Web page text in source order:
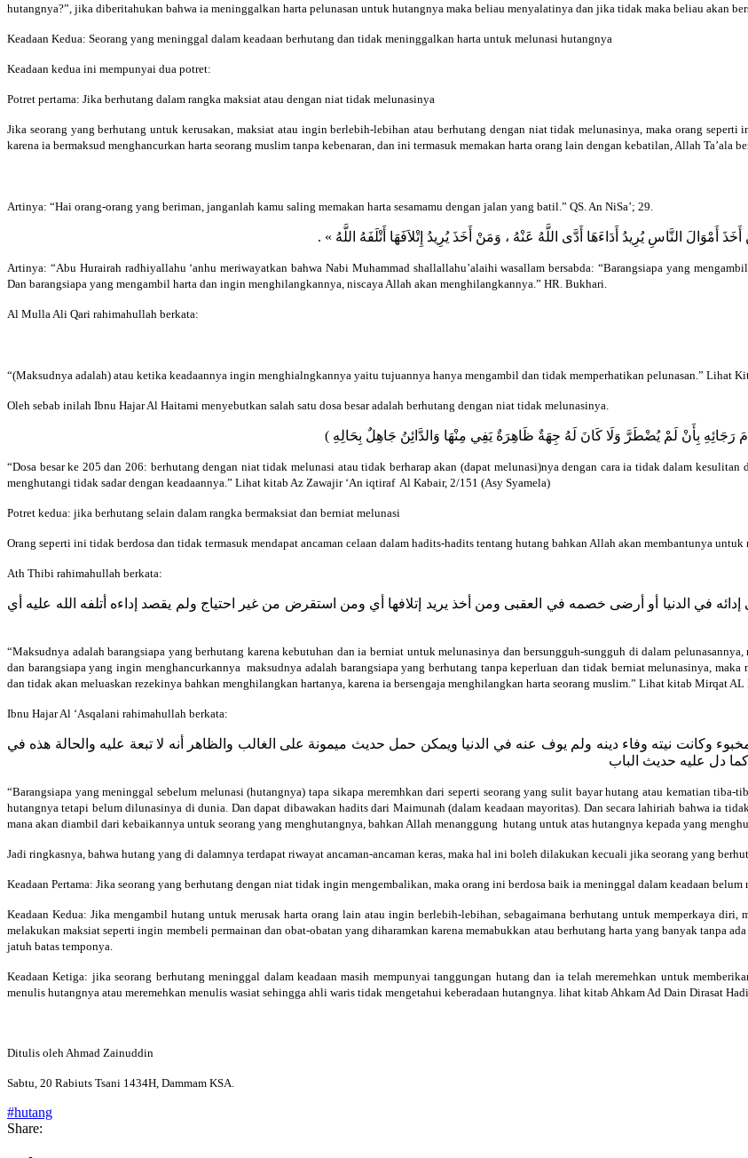
hutangnya?”, jika diberitahukan bahwa ia meninggalkan harta pelunasan untuk hutangnya maka beliau menyalatinya dan jika tidak maka beliau akan
Keadaan Kedua: Seorang yang meninggal dalam keadaan berhutang dan tidak meninggalkan harta untuk melunasi hutangnya
Keadaan kedua ini mempunyai dua potret:
Potret pertama: Jika berhutang dalam rangka maksiat atau dengan niat tidak melunasinya
Jika seorang yang berhutang untuk kerusakan, maksiat atau ingin berlebih-lebihan atau berhutang dengan niat tidak melunasinya, maka orang
karena ia bermaksud menghancurkan harta seorang muslim tanpa kebenaran, dan ini termasuk memakan harta orang lain dengan kebatilan, Allah Ta’ala
Artinya: “Hai orang-orang yang beriman, janganlah kamu saling memakan harta sesamamu dengan jalan yang batil.” QS. An NiSa’; 29.
النَّاسِ يُرِيدُ أَدَاءَهَا أَدَّى اللَّهُ عَنْهُ ، وَمَنْ أَخَذَ يُرِيدُ إِتْلاَفَهَا أَتْلَفَهُ اللَّهُ » .
Artinya: “Abu Hurairah radhiyallahu ‘anhu meriwayatkan bahwa Nabi Muhammad shallallahu’alaihi wasallam bersabda: “Barangsiapa yang
Dan barangsiapa yang mengambil harta dan ingin menghilangkannya, niscaya Allah akan menghilangkannya.” HR. Bukhari.
Al Mulla Ali Qari rahimahullah berkata:
“(Maksudnya adalah) atau ketika keadaannya ingin menghialngkannya yaitu tujuannya hanya mengambil dan tidak memperhatikan pelunasan.” Lihat
Oleh sebab inilah Ibnu Hajar Al Haitami menyebutkan salah satu dosa besar adalah berhutang dengan niat tidak melunasinya.
رَجَائِهِ بِأَنْ لَمْ يُضْطَرَّ وَلَا كَانَ لَهُ جِهَةٌ ظَاهِرَةٌ يَفِي مِنْهَا وَالدَّائِنُ جَاهِلٌ بِحَالِهِ )
“Dosa besar ke 205 dan 206: berhutang dengan niat tidak melunasi atau tidak berharap akan (dapat melunasi)nya dengan cara ia tidak dalam
menghutangi tidak sadar dengan keadaannya.” Lihat kitab Az Zawajir ‘An iqtiraf Al Kabair, 2/151 (Asy Syamela)
Potret kedua: jika berhutang selain dalam rangka bermaksiat dan berniat melunasi
Orang seperti ini tidak berdosa dan tidak termasuk mendapat ancaman celaan dalam hadits-hadits tentang hutang bahkan Allah akan membantunya
Ath Thibi rahimahullah berkata:
في الدنيا أو أرضى خصمه في العقبى ومن أخذ يريد إتلافها أي ومن استقرض من غير احتياج ولم يقصد إداءه أتلفه الله عليه أي
“Maksudnya adalah barangsiapa yang berhutang karena kebutuhan dan ia berniat untuk melunasinya dan bersungguh-sungguh di dalam
dan barangsiapa yang ingin menghancurkannya maksudnya adalah barangsiapa yang berhutang tanpa keperluan dan tidak berniat melunasinya,
dan tidak akan meluaskan rezekinya bahkan menghilangkan hartanya, karena ia bersengaja menghilangkan harta seorang muslim.” Lihat kitab Mirqat AL
Ibnu Hajar Al ‘Asqalani rahimahullah berkata:
وكانت نيته وفاء دينه ولم يوف عنه في الدنيا ويمكن حمل حديث ميمونة على الغالب والظاهر أنه لا تبعة عليه والحالة هذه في
دل عليه حديث الباب
“Barangsiapa yang meninggal sebelum melunasi (hutangnya) tapa sikapa meremhkan dari seperti seorang yang sulit bayar hutang atau kematian
hutangnya tetapi belum dilunasinya di dunia. Dan dapat dibawakan hadits dari Maimunah (dalam keadaan mayoritas). Dan secara lahiriah bahwa ia
mana akan diambil dari kebaikannya untuk seorang yang menghutangnya, bahkan Allah menanggung hutang untuk atas hutangnya kepada yang
Jadi ringkasnya, bahwa hutang yang di dalamnya terdapat riwayat ancaman-ancaman keras, maka hal ini boleh dilakukan kecuali jika seorang yang
Keadaan Pertama: Jika seorang yang berhutang dengan niat tidak ingin mengembalikan, maka orang ini berdosa baik ia meninggal dalam keadaan
Keadaan Kedua: Jika mengambil hutang untuk merusak harta orang lain atau ingin berlebih-lebihan, sebagaimana berhutang untuk memperkaya diri,
melakukan maksiat seperti ingin membeli permainan dan obat-obatan yang diharamkan karena memabukkan atau berhutang harta yang banyak tanpa
jatuh batas temponya.
Keadaan Ketiga: jika seorang berhutang meninggal dalam keadaan masih mempunyai tanggungan hutang dan ia telah meremehkan untuk
menulis hutangnya atau meremehkan menulis wasiat sehingga ahli waris tidak mengetahui keberadaan hutangnya. lihat kitab Ahkam Ad Dain Dirasat
Ditulis oleh Ahmad Zainuddin
Sabtu, 20 Rabiuts Tsani 1434H, Dammam KSA.
#hutang
Share: